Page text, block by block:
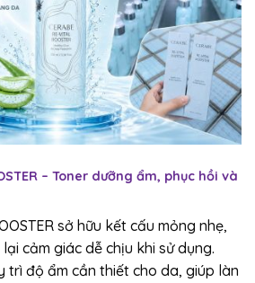
– Toner dưỡng ẩm, phục hồi và
sở hữu kết cấu mỏng nhẹ,
cảm giác dễ chịu khi sử dụng.
trì độ ẩm cần thiết cho da, giúp làn